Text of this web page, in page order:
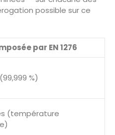
possible sur ce
par EN 1276
%)
(température